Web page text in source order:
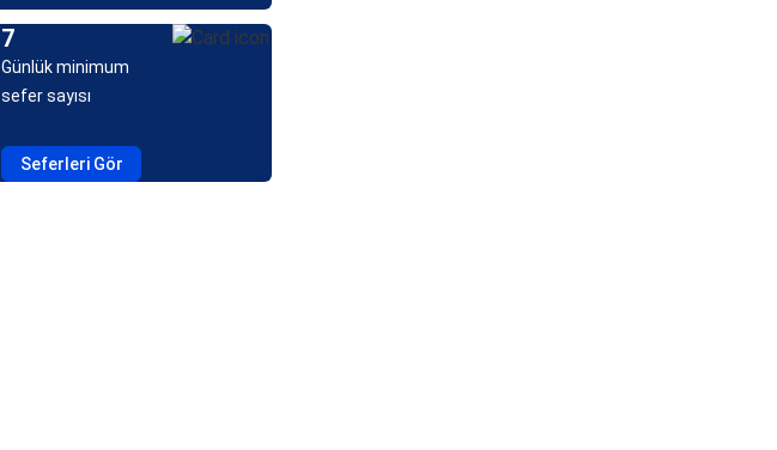
7
Günlük minimum
sefer sayısı
Seferleri Gör